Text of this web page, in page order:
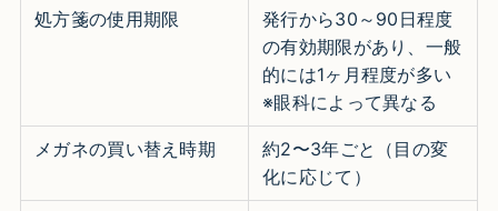
処方箋の使用期限
発行から30～90日程度
の有効期限があり、一般
的には1ヶ月程度が多い
※眼科によって異なる
メガネの買い替え時期
約2〜3年ごと（目の変
化に応じて）